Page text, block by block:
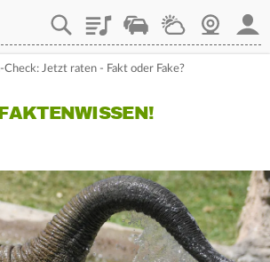
PlaylistStaupilotWetterWebcam
Check: Jetzt raten - Fakt oder Fake?